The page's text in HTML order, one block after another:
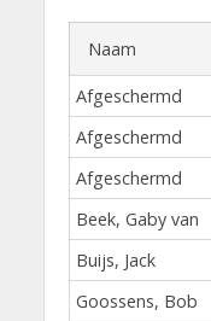
Naam
Afgeschermd
Afgeschermd
Afgeschermd
Beek, Gaby van
Buijs, Jack
Goossens, Bob